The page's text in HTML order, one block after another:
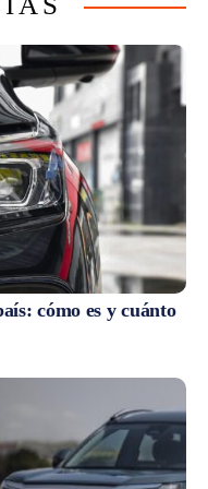
cómo es y cuánto